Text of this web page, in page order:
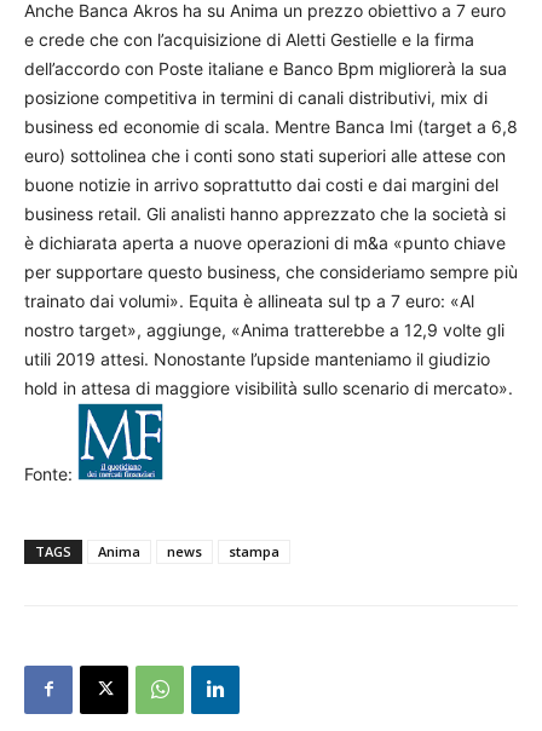
Anche Banca Akros ha su Anima un prezzo obiettivo a 7 euro
e crede che con l’acquisizione di Aletti Gestielle e la firma
dell’accordo con Poste italiane e Banco Bpm migliorerà la sua
posizione competitiva in termini di canali distributivi, mix di
business ed economie di scala. Mentre Banca Imi (target a 6,8
euro) sottolinea che i conti sono stati superiori alle attese con
buone notizie in arrivo soprattutto dai costi e dai margini del
business retail. Gli analisti hanno apprezzato che la società si
è dichiarata aperta a nuove operazioni di m&a «punto chiave
per supportare questo business, che consideriamo sempre più
trainato dai volumi». Equita è allineata sul tp a 7 euro: «Al
nostro target», aggiunge, «Anima tratterebbe a 12,9 volte gli
utili 2019 attesi. Nonostante l’upside manteniamo il giudizio
hold in attesa di maggiore visibilità sullo scenario di mercato».
Fonte:
TAGS Anima news stampa